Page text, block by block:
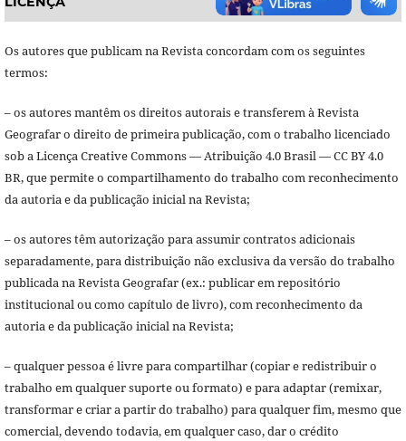
Os autores que publicam na Revista concordam com os seguintes
termos:
– os autores mantêm os direitos autorais e transferem à Revista
Geografar o direito de primeira publicação, com o trabalho licenciado
sob a Licença Creative Commons — Atribuição 4.0 Brasil — CC BY 4.0
BR, que permite o compartilhamento do trabalho com reconhecimento
da autoria e da publicação inicial na Revista;
– os autores têm autorização para assumir contratos adicionais
separadamente, para distribuição não exclusiva da versão do trabalho
publicada na Revista Geografar (ex.: publicar em repositório
institucional ou como capítulo de livro), com reconhecimento da
autoria e da publicação inicial na Revista;
– qualquer pessoa é livre para compartilhar (copiar e redistribuir o
trabalho em qualquer suporte ou formato) e para adaptar (remixar,
transformar e criar a partir do trabalho) para qualquer fim, mesmo que
comercial, devendo todavia, em qualquer caso, dar o crédito